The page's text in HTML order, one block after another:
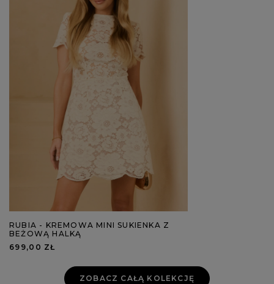
RUBIA - KREMOWA MINI SUKIENKA Z
BEŻOWĄ HALKĄ
699,00 ZŁ
ZOBACZ CAŁĄ KOLEKCJĘ